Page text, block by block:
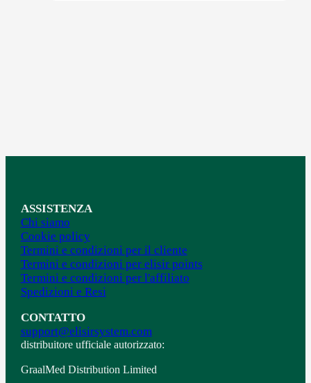
ASSISTENZA
Chi siamo
Cookie policy
Termini e condizioni per il cliente
Termini e condizioni per elisir points
Termini e condizioni per l'affiliato
Spedizioni e Resi
CONTATTO
support@elisirsystem.com
distribuitore ufficiale autorizzato:
GraalMed Distribution Limited